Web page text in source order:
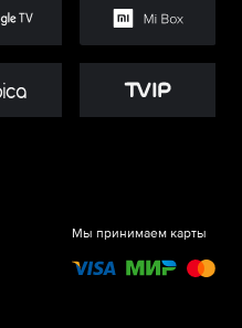
Мы принимаем карты